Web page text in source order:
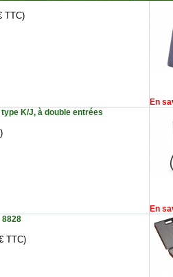
TTC)
En
K/J, à double entrées
En
8828
TTC)